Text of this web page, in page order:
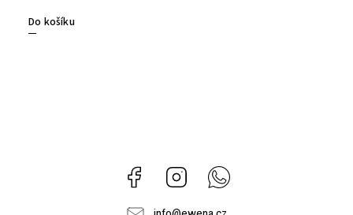
Do košíku
Facebook Instagram